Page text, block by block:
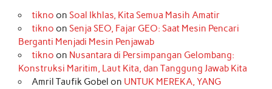
tikno on Soal Ikhlas, Kita Semua Masih Amatir
tikno on Senja SEO, Fajar GEO: Saat Mesin Pencari
Berganti Menjadi Mesin Penjawab
tikno on Nusantara di Persimpangan Gelombang:
Konstruksi Maritim, Laut Kita, dan Tanggung Jawab Kita
Amril Taufik Gobel on UNTUK MEREKA, YANG